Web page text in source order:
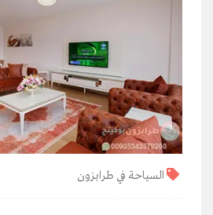
السياحة في طرابزون